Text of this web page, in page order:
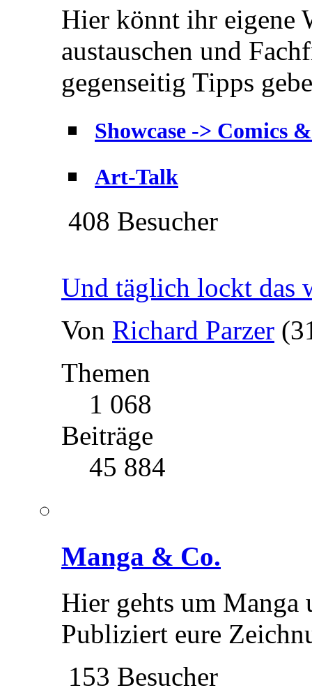
Hier könnt ihr eigene
austauschen und
gegenseitig Tipps
Showcase -> Comics
Art-Talk
408 Besucher
Und täglich lockt das
Von Richard Parzer
Themen
1 068
Beiträge
45 884
Manga & Co.
Hier gehts um Manga
Publiziert eure
153 Besucher